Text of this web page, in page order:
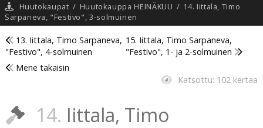
Huutokaupat / Huutokauppa HEINÄKUU / 14. Iittala, Timo
Sarpaneva, "Festivo", 3-solmuinen
13. Iittala, Timo Sarpaneva,
"Festivo", 4-solmuinen
15. Iittala, Timo Sarpaneva,
"Festivo", 1- ja 2-solmuinen
Mene takaisin
Katsottu: 102 kertaa
14. Iittala, Timo